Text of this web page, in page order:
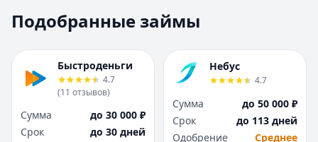
Набережные Челны
Нижний Новгород
Новокузнецк
Новосибирск
Омск
Набережные
Нижний Новгород
Новокузнецк
Новосибирск
Омск
Подобранные займы
Быстроденьги
4.7
(11 отзывов)
Сумма
до 30 000 ₽
Срок
до 30 дней
Небус
4.7
Сумма
до 50 000 ₽
Срок
до 113 дней
Одобрение
Среднее